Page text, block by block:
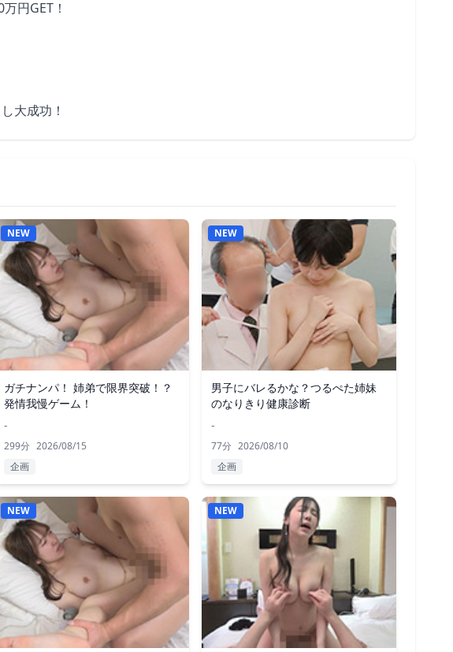
円GET！
大成功！
NEW
ガチナンパ！ 姉弟で限界突破！？
発情我慢ゲーム！
-
299分 2026/08/15
企画
NEW
男子にバレるかな？つるぺた姉妹
のなりきり健康診断
-
77分 2026/08/10
企画
NEW NEW